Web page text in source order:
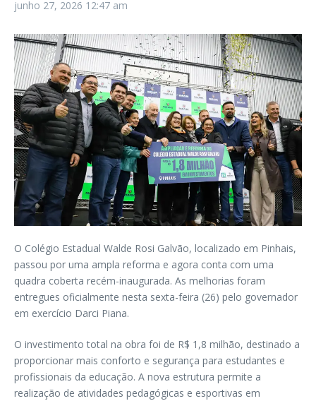
junho 27, 2026 12:47 am
O Colégio Estadual Walde Rosi Galvão, localizado em Pinhais,
passou por uma ampla reforma e agora conta com uma
quadra coberta recém-inaugurada. As melhorias foram
entregues oficialmente nesta sexta-feira (26) pelo governador
em exercício Darci Piana.
O investimento total na obra foi de R$ 1,8 milhão, destinado a
proporcionar mais conforto e segurança para estudantes e
profissionais da educação. A nova estrutura permite a
realização de atividades pedagógicas e esportivas em